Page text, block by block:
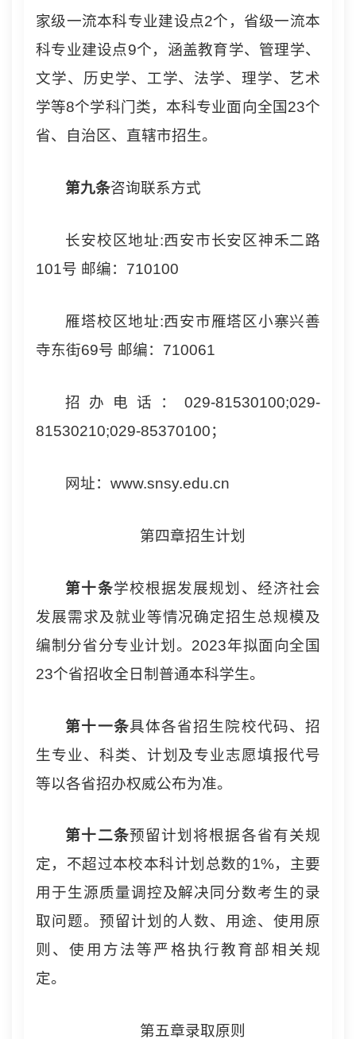
家级一流本科专业建设点2个，省级一流本
科专业建设点9个，涵盖教育学、管理学、
文学、历史学、工学、法学、理学、艺术
学等8个学科门类，本科专业面向全国23个
省、自治区、直辖市招生。
第九条咨询联系方式
长安校区地址:西安市长安区神禾二路
101号 邮编：710100
雁塔校区地址:西安市雁塔区小寨兴善
寺东街69号 邮编：710061
招办电话：029-81530100;029-
81530210;029-85370100；
网址：www.snsy.edu.cn
第四章招生计划
第十条学校根据发展规划、经济社会
发展需求及就业等情况确定招生总规模及
编制分省分专业计划。2023年拟面向全国
23个省招收全日制普通本科学生。
第十一条具体各省招生院校代码、招
生专业、科类、计划及专业志愿填报代号
等以各省招办权威公布为准。
第十二条预留计划将根据各省有关规
定，不超过本校本科计划总数的1%，主要
用于生源质量调控及解决同分数考生的录
取问题。预留计划的人数、用途、使用原
则、使用方法等严格执行教育部相关规
定。
第五章录取原则